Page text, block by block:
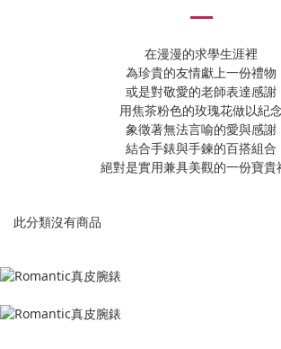
在漫漫的求學生涯裡
為珍貴的友情獻上一份禮物
或是對敬愛的老師表達感謝
用焦茶粉色的玫瑰花做以紀念
象徵著無法言喻的愛與感謝
結合手錶與手鍊的百搭組合
絕對是實用兼具美觀的一份寶貴
此分類沒有商品